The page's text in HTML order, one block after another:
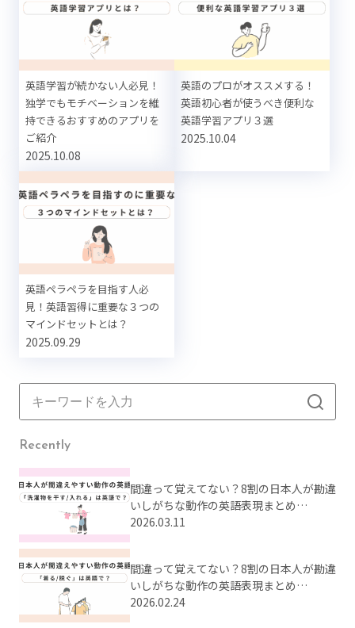
英語学習が続かない人必見！
独学でもモチベーションを維
持できるおすすめのアプリを
ご紹介
2025.10.08
英語のプロがオススメする！
英語初心者が使うべき便利な
英語学習アプリ３選
2025.10.04
英語ペラペラを目指す人必
見！英語習得に重要な３つの
マインドセットとは？
2025.09.29
Recently
間違って覚えてない？8割の日本人が勘違
いしがちな動作の英語表現まとめ
【Part2】
2026.03.11
間違って覚えてない？8割の日本人が勘違
いしがちな動作の英語表現まとめ
【Part1】
2026.02.24